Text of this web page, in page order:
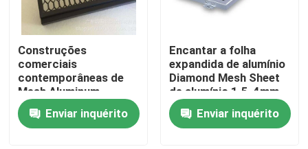
Cerca de alumínio contemporânea
Grampo no teto do metal
Sistema de alumínio da máscara de Sun
Construções
comerciais
contemporâneas de
Mesh Aluminum
Expanded Sheet For
Enviar inquérito
Encantar a folha
expandida de alumínio
Diamond Mesh Sheet
de alumínio 1.5-4mm
Enviar inquérito